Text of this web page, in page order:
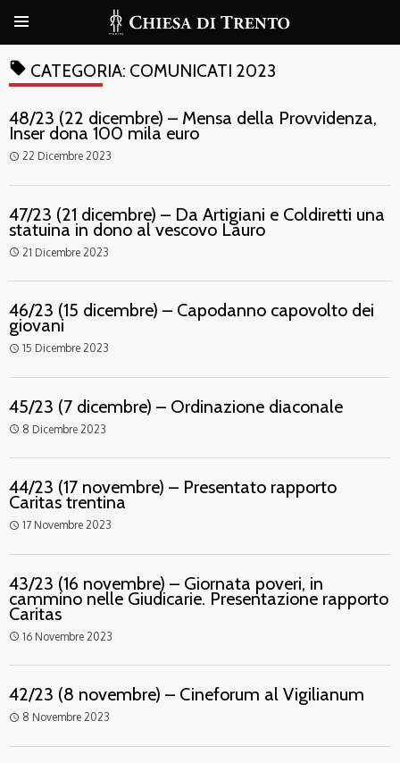
local_offer CATEGORIA: COMUNICATI 2023
48/23 (22 dicembre) – Mensa della Provvidenza,
Inser dona 100 mila euro
access_time 22 Dicembre 2023
47/23 (21 dicembre) – Da Artigiani e Coldiretti una
statuina in dono al vescovo Lauro
access_time 21 Dicembre 2023
46/23 (15 dicembre) – Capodanno capovolto dei
giovani
access_time 15 Dicembre 2023
45/23 (7 dicembre) – Ordinazione diaconale
access_time 8 Dicembre 2023
44/23 (17 novembre) – Presentato rapporto
Caritas trentina
access_time 17 Novembre 2023
43/23 (16 novembre) – Giornata poveri, in
cammino nelle Giudicarie. Presentazione rapporto
Caritas
access_time 16 Novembre 2023
42/23 (8 novembre) – Cineforum al Vigilianum
access_time 8 Novembre 2023